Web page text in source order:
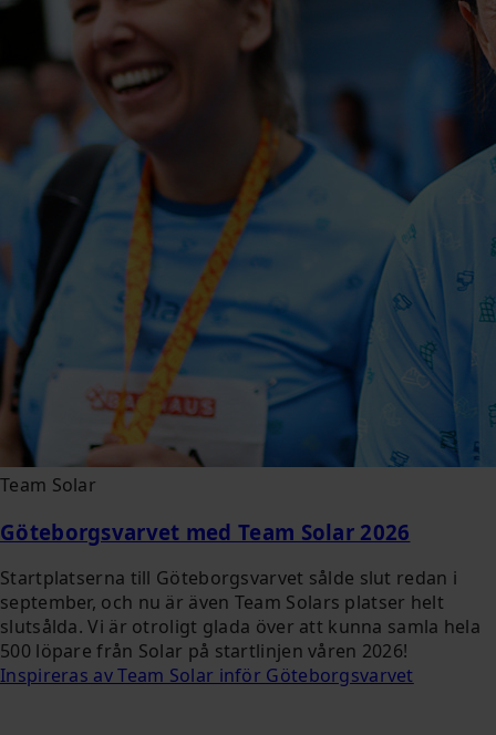
Team Solar
Göteborgsvarvet med Team Solar 2026
Startplatserna till Göteborgsvarvet sålde slut redan i
september, och nu är även Team Solars platser helt
slutsålda. Vi är otroligt glada över att kunna samla hela
500 löpare från Solar på startlinjen våren 2026!
Inspireras av Team Solar inför Göteborgsvarvet